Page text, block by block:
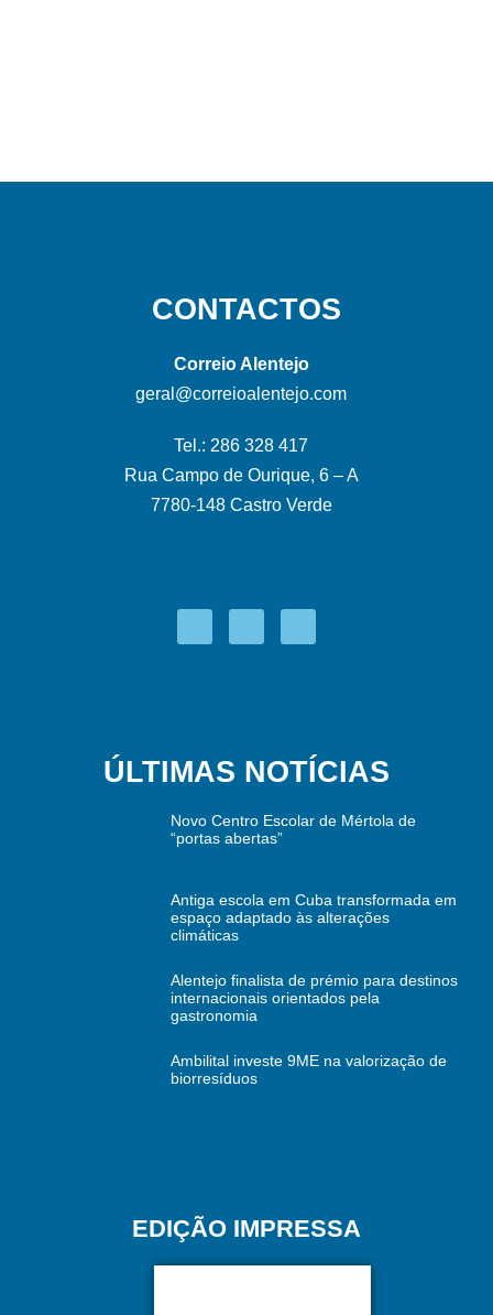
CONTACTOS
Correio Alentejo
geral@correioalentejo.com
Tel.: 286 328 417
Rua Campo de Ourique, 6 – A
7780-148 Castro Verde
ÚLTIMAS NOTÍCIAS
Novo Centro Escolar de Mértola de
“portas abertas”
Antiga escola em Cuba transformada em
espaço adaptado às alterações
climáticas
Alentejo finalista de prémio para destinos
internacionais orientados pela
gastronomia
Ambilital investe 9ME na valorização de
biorresíduos
EDIÇÃO IMPRESSA